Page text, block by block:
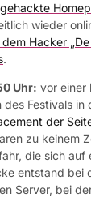
wieder
Hacker
.
Uhr: vor einer
Festivals in
der
zu keinem
die sich auf
entstand bei
Server, bei